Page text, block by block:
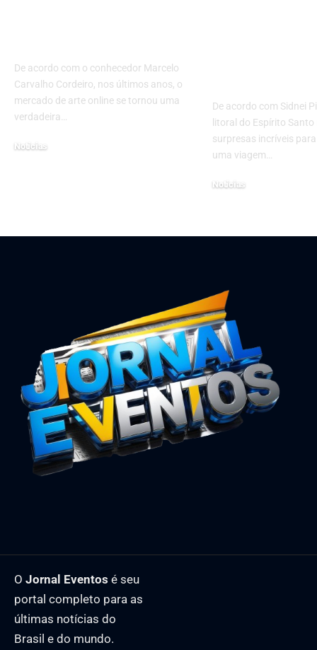
De acordo com o conhecedor Marcelo
Carvalho Cordeiro, nos últimos anos, o
mercado de arte online se tornou uma
verdadeira…
Notícias
De acordo com Sidnei
litoral do Espírito Santo
surpresas incríveis
uma viagem…
Notícias
O Jornal Eventos é seu
portal completo para as
últimas notícias do
Brasil e do mundo.